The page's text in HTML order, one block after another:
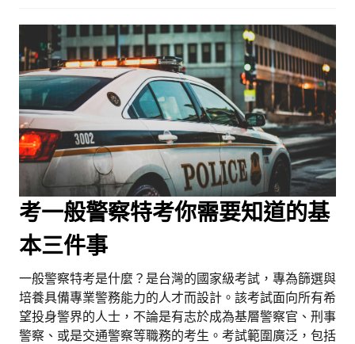
考一般警察特考你需要知道的基
本三件事
一般警察特考是什麼？是台灣的國家級考試，專為篩選與
培養具備專業警務能力的人才而設計。該考試面向所有希
望投身警界的人士，不論是有志於成為基層警察官、刑事
警察、或是交通警察等職務的考生。考試範圍廣泛，包括